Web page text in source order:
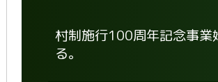
村制施行100周年記念事業
る。